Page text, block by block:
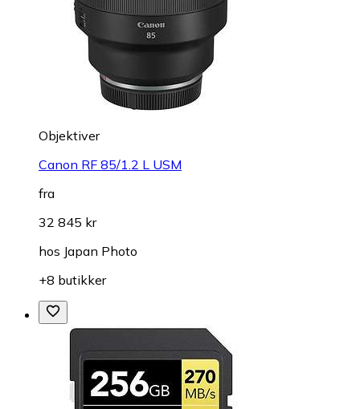
Objektiver
Canon RF 85/1.2 L USM
fra
32 845 kr
hos Japan Photo
+8 butikker